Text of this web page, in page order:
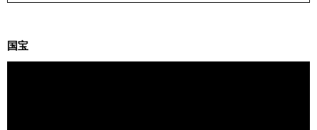
国宝